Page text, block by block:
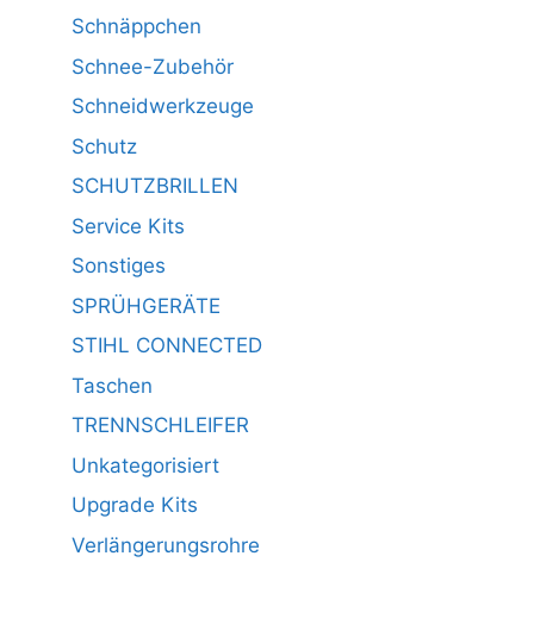
Schnäppchen
Schnee-Zubehör
Schneidwerkzeuge
Schutz
SCHUTZBRILLEN
Service Kits
Sonstiges
SPRÜHGERÄTE
STIHL CONNECTED
Taschen
TRENNSCHLEIFER
Unkategorisiert
Upgrade Kits
Verlängerungsrohre